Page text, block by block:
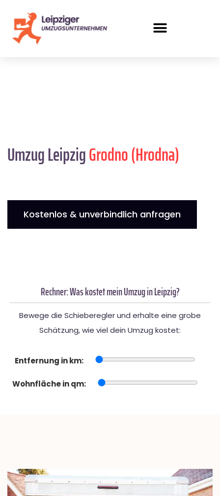
Umzug LeipzigGrodno (Hrodna)
Kostenlos & unverbindlich anfragen
Rechner: Was kostet mein Umzug in Leipzig?
Bewege die Schieberegler und erhalte eine grobe
Schätzung, wie viel dein Umzug kostet:
Entfernung in km:
Wohnfläche in qm: